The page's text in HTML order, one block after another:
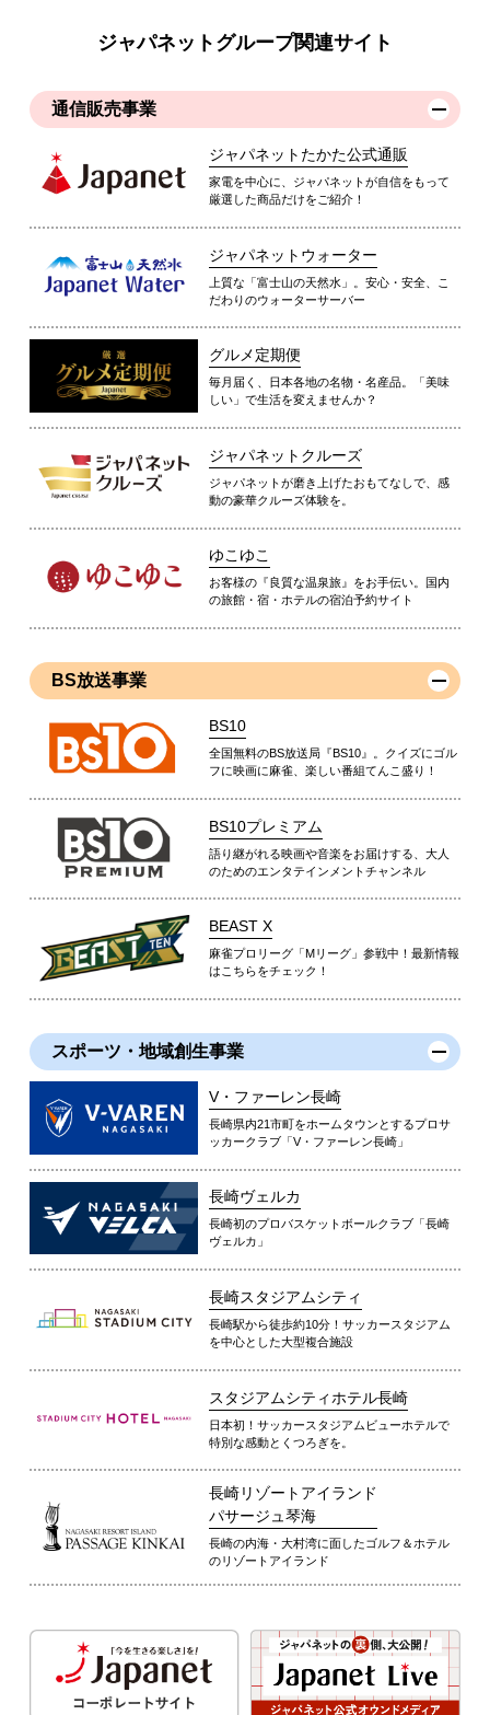
ジャパネットグループ関連サイト
通信販売事業
ジャパネットたかた公式通販
家電を中心に、ジャパネットが自信をもって
厳選した商品だけをご紹介！
ジャパネットウォーター
上質な「富士山の天然水」。安心・安全、こ
だわりのウォーターサーバー
グルメ定期便
毎月届く、日本各地の名物・名産品。「美味
しい」で生活を変えませんか？
ジャパネットクルーズ
ジャパネットが磨き上げたおもてなしで、感
動の豪華クルーズ体験を。
ゆこゆこ
お客様の『良質な温泉旅』をお手伝い。国内
の旅館・宿・ホテルの宿泊予約サイト
BS放送事業
BS10
全国無料のBS放送局『BS10』。クイズにゴル
フに映画に麻雀、楽しい番組てんこ盛り！
BS10プレミアム
語り継がれる映画や音楽をお届けする、大人
のためのエンタテインメントチャンネル
BEAST X
麻雀プロリーグ「Mリーグ」参戦中！最新情報
はこちらをチェック！
スポーツ・地域創生事業
V・ファーレン長崎
長崎県内21市町をホームタウンとするプロサ
ッカークラブ「V・ファーレン長崎」
長崎ヴェルカ
長崎初のプロバスケットボールクラブ「長崎
ヴェルカ」
長崎スタジアムシティ
長崎駅から徒歩約10分！サッカースタジアム
を中心とした大型複合施設
スタジアムシティホテル長崎
日本初！サッカースタジアムビューホテルで
特別な感動とくつろぎを。
長崎リゾートアイランド
パサージュ琴海
長崎の内海・大村湾に面したゴルフ＆ホテル
のリゾートアイランド